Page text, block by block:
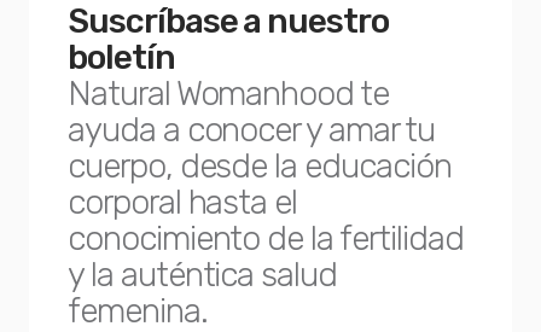
Suscríbase a nuestro
boletín
Natural Womanhood te
ayuda a conocer y amar tu
cuerpo, desde la educación
corporal hasta el
conocimiento de la fertilidad
y la auténtica salud
femenina.